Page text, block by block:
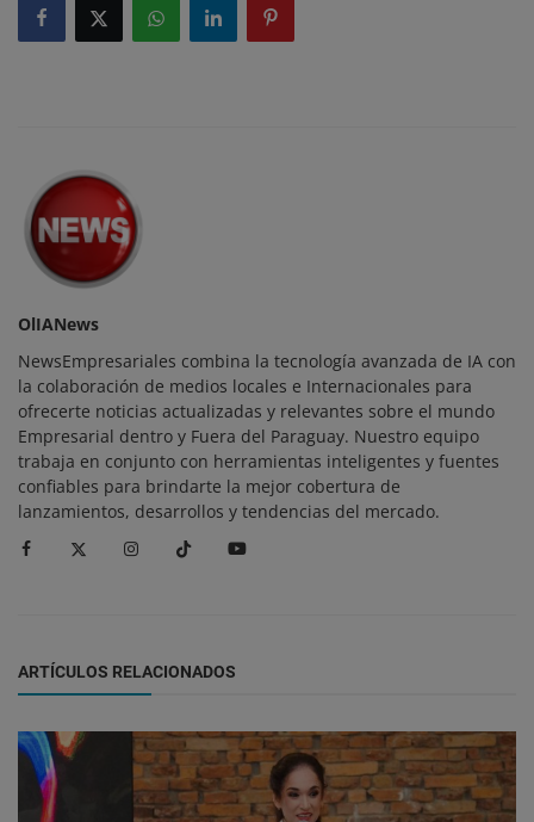
OlIANews
NewsEmpresariales combina la tecnología avanzada de IA con
la colaboración de medios locales e Internacionales para
ofrecerte noticias actualizadas y relevantes sobre el mundo
Empresarial dentro y Fuera del Paraguay. Nuestro equipo
trabaja en conjunto con herramientas inteligentes y fuentes
confiables para brindarte la mejor cobertura de
lanzamientos, desarrollos y tendencias del mercado.
ARTÍCULOS RELACIONADOS